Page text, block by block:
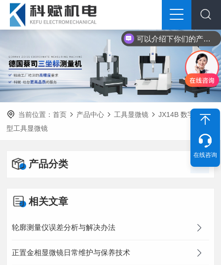
可以介绍下你们的产品么？
当前位置：首页 产品中心 工具显微镜
JX14B 数字式大
型工具显微镜
产品分类
相关文章
轮廓测量仪误差分析与解决办法
正置金相显微镜日常维护与保养技术
在线咨询